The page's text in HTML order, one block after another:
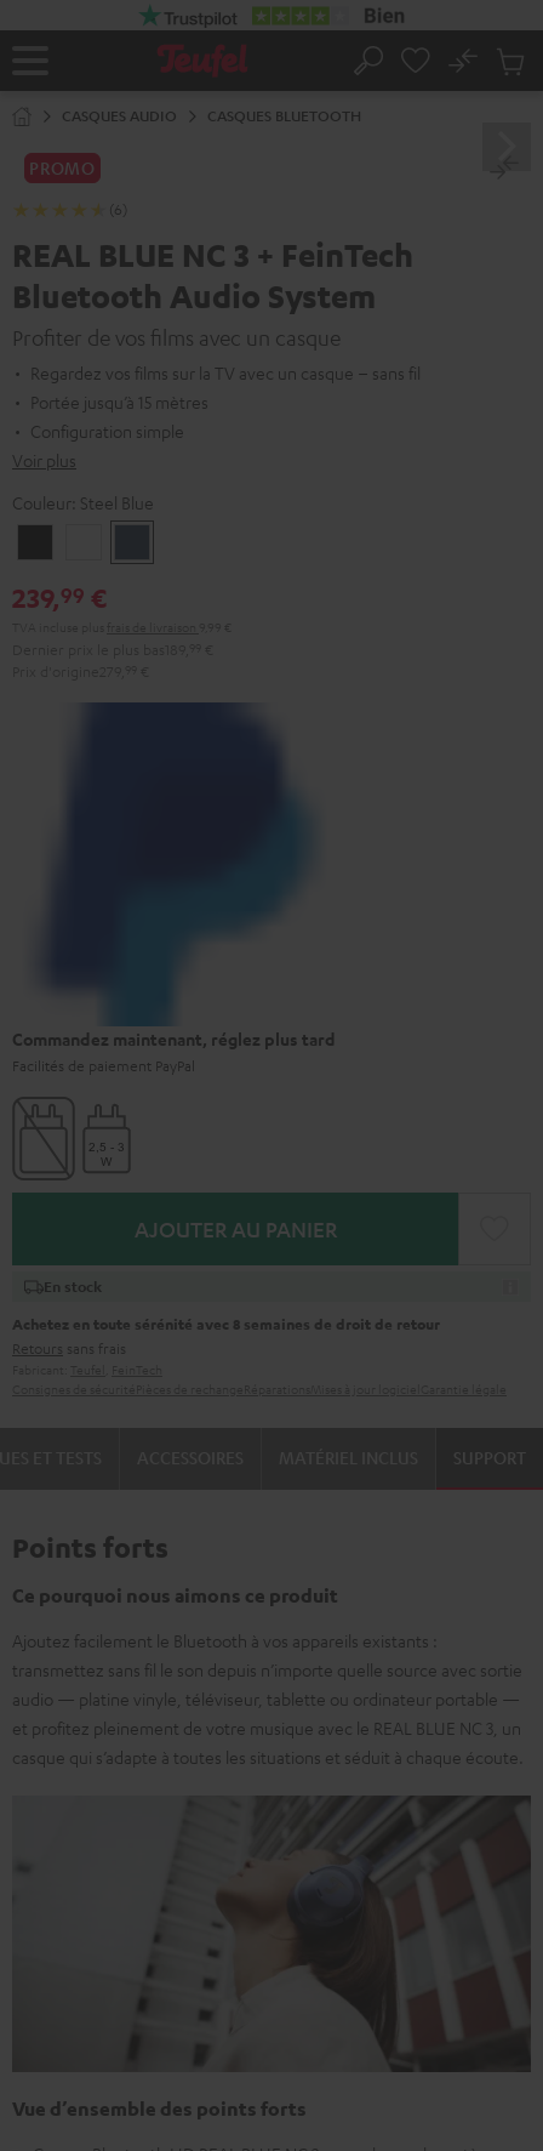
Page
Rechercher
No
CASQUES AUDIO CASQUES BLUETOOTH
PROMO
(6)
REAL BLUE NC 3 + FeinTech
Bluetooth Audio System
Profiter de vos films avec un casque
Regardez vos films sur la TV avec un casque – sans fil
Portée jusqu’à 15 mètres
Configuration simple
Voir plus
Couleur: Steel Blue
White Blue
239,99 €
Commandez maintenant, réglez plus tard
Facilités de paiement PayPal
AJOUTER AU PANIER
En stock
Achetez en toute sérénité avec 8 semaines de droit de retour
Retours sans frais
SUPPORT
Points forts
Ce pourquoi nous aimons ce produit
Ajoutez facilement le Bluetooth à vos appareils existants :
transmettez sans fil le son depuis n’importe quelle source avec sortie
audio — platine vinyle, téléviseur, tablette ou ordinateur portable —
et profitez pleinement de votre musique avec le REAL BLUE NC 3, un
casque qui s’adapte à toutes les situations et séduit à chaque écoute.
Vue d’ensemble des points forts